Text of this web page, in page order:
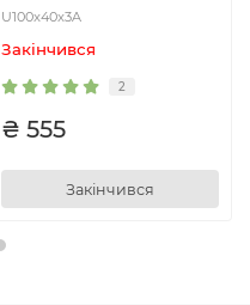
U100x40x3A
Закiнчився
2
₴ 555
Закінчився